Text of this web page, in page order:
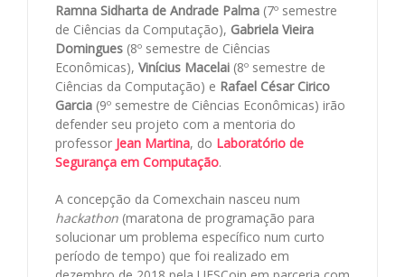
Ramna Sidharta de Andrade Palma (7º semestre
de Ciências da Computação), Gabriela Vieira
Domingues (8º semestre de Ciências
Econômicas), Vinícius Macelai (8º semestre de
Ciências da Computação) e Rafael César Cirico
Garcia (9º semestre de Ciências Econômicas) irão
defender seu projeto com a mentoria do
professor Jean Martina, do Laboratório de
Segurança em Computação.
A concepção da Comexchain nasceu num
hackathon (maratona de programação para
solucionar um problema específico num curto
período de tempo) que foi realizado em